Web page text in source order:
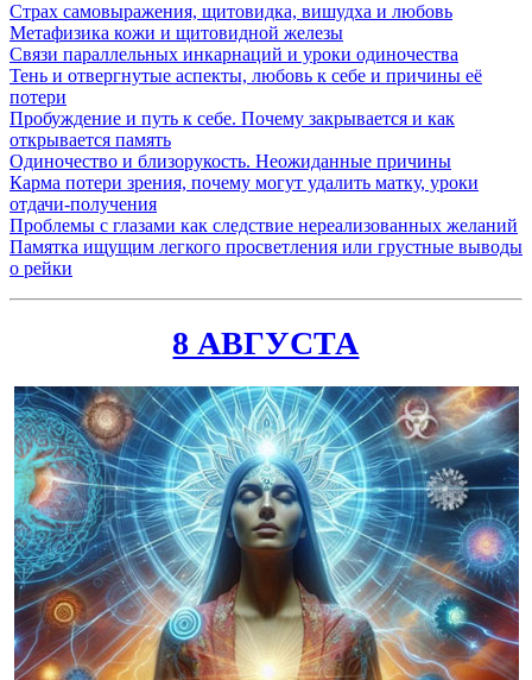
Страх самовыражения, щитовидка, вишудха и любовь
Метафизика кожи и щитовидной железы
Связи параллельных инкарнаций и уроки одиночества
Тень и отвергнутые аспекты, любовь к себе и причины её
потери
Пробуждение и путь к себе. Почему закрывается и как
открывается память
Одиночество и близорукость. Неожиданные причины
Карма потери зрения, почему могут удалить матку, уроки
отдачи-получения
Проблемы с глазами как следствие нереализованных желаний
Памятка ищущим легкого просветления или грустные выводы
о рейки
8 АВГУСТА